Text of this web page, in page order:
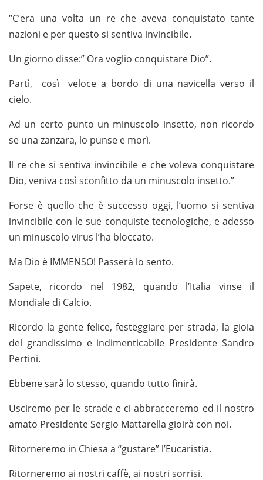
“C’era una volta un re che aveva conquistato tante
nazioni e per questo si sentiva invincibile.
Un giorno disse:” Ora voglio conquistare Dio”.
Partì, così veloce a bordo di una navicella verso il
cielo.
Ad un certo punto un minuscolo insetto, non ricordo
se una zanzara, lo punse e morì.
Il re che si sentiva invincibile e che voleva conquistare
Dio, veniva così sconfitto da un minuscolo insetto.”
Forse è quello che è successo oggi, l’uomo si sentiva
invincibile con le sue conquiste tecnologiche, e adesso
un minuscolo virus l’ha bloccato.
Ma Dio è IMMENSO! Passerà lo sento.
Sapete, ricordo nel 1982, quando l’Italia vinse il
Mondiale di Calcio.
Ricordo la gente felice, festeggiare per strada, la gioia
del grandissimo e indimenticabile Presidente Sandro
Pertini.
Ebbene sarà lo stesso, quando tutto finirà.
Usciremo per le strade e ci abbracceremo ed il nostro
amato Presidente Sergio Mattarella gioirà con noi.
Ritorneremo in Chiesa a “gustare” l’Eucaristia.
Ritorneremo ai nostri caffè, ai nostri sorrisi.